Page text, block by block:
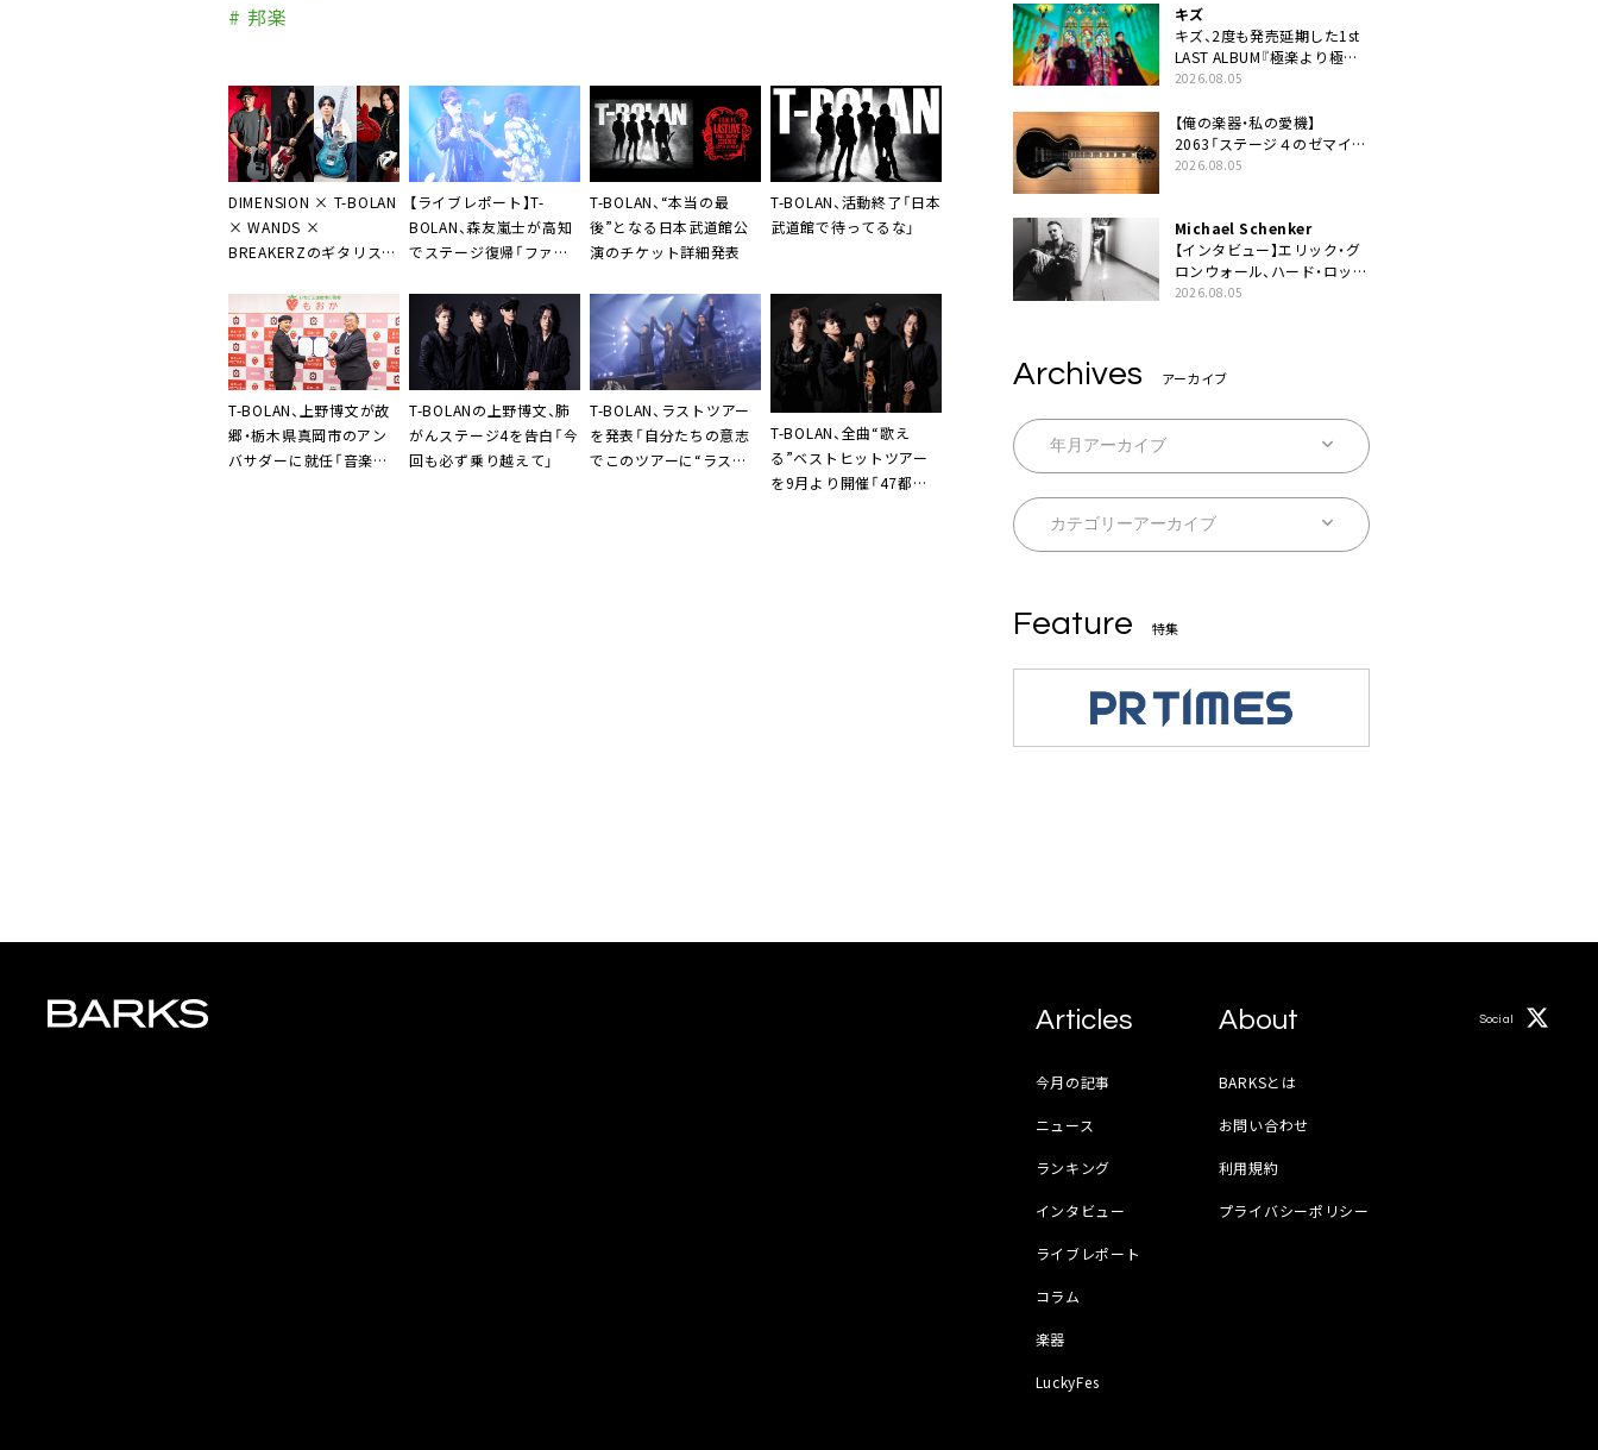
# 邦楽
DIMENSION × T-BOLAN
× WANDS ×
BREAKERZのギタリスト
GUITAR SUMMIT＞、2年
ぶりに開催決定
【ライブレポート】T-
BOLAN、森友嵐士が高知
でステージ復帰「ファン
T-BOLAN、“本当の最
後”となる日本武道館公
演のチケット詳細発表
T-BOLAN、活動終了「日本
武道館で待ってるな」
T-BOLAN、上野博文が故
郷・栃木県真岡市のアン
バサダーに就任「音楽で
T-BOLANの上野博文、肺
がんステージ4を告白「今
回も必ず乗り越えて」
T-BOLAN、ラストツアー
を発表「自分たちの意志
でこのツアーに“ラス
T-BOLAN、全曲“歌え
る”ベストヒットツアー
を9月より開催「47都道
キズ
キズ、2度も発売延期した1st
LAST ALBUM『極楽より極上
の雨』遂にリリース。収録曲
2026.08.05
【俺の楽器・私の愛機】
2063「ステージ４のゼマイテ
ィス。」
2026.08.05
Michael Schenker
【インタビュー】エリック・グ
ロンウォール、ハード・ロック
の今を代表する魂のボーカリ
2026.08.05
Archives アーカイブ
Feature 特集
Articles
今月の記事
ニュース
ランキング
インタビュー
ライブレポート
コラム
楽器
LuckyFes
About
BARKSとは
お問い合わせ
利用規約
プライバシーポリシー
Social